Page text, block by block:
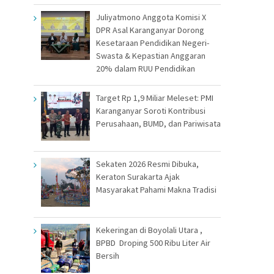
Juliyatmono Anggota Komisi X
DPR Asal Karanganyar Dorong
Kesetaraan Pendidikan Negeri-
Swasta & Kepastian Anggaran
20% dalam RUU Pendidikan
Target Rp 1,9 Miliar Meleset: PMI
Karanganyar Soroti Kontribusi
Perusahaan, BUMD, dan Pariwisata
Sekaten 2026 Resmi Dibuka,
Keraton Surakarta Ajak
Masyarakat Pahami Makna Tradisi
Kekeringan di Boyolali Utara ,
BPBD Droping 500 Ribu Liter Air
Bersih